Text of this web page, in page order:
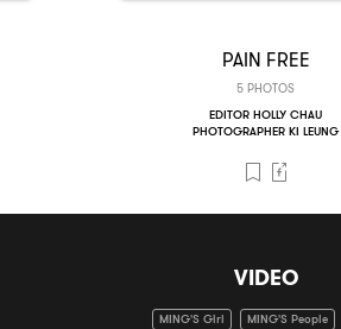
PAIN FREE
5 PHOTOS
EDITOR HOLLY CHAU
PHOTOGRAPHER KI LEUNG
VIDEO
MING'S Girl MING'S People